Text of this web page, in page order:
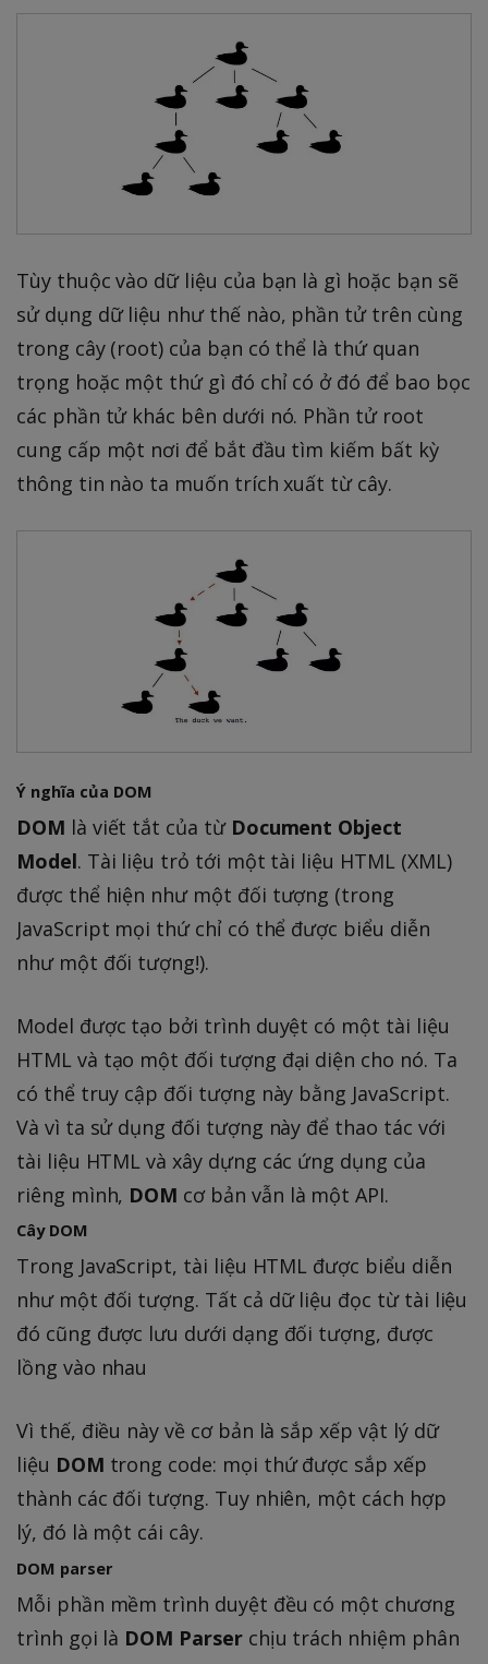
Tùy thuộc vào dữ liệu của bạn là gì hoặc bạn sẽ
sử dụng dữ liệu như thế nào, phần tử trên cùng
trong cây (root) của bạn có thể là thứ quan
trọng hoặc một thứ gì đó chỉ có ở đó để bao bọc
các phần tử khác bên dưới nó. Phần tử root
cung cấp một nơi để bắt đầu tìm kiếm bất kỳ
thông tin nào ta muốn trích xuất từ cây.
Ý nghĩa của DOM
DOM là viết tắt của từ Document Object
Model. Tài liệu trỏ tới một tài liệu HTML (XML)
được thể hiện như một đối tượng (trong
JavaScript mọi thứ chỉ có thể được biểu diễn
như một đối tượng!).
Model được tạo bởi trình duyệt có một tài liệu
HTML và tạo một đối tượng đại diện cho nó. Ta
có thể truy cập đối tượng này bằng JavaScript.
Và vì ta sử dụng đối tượng này để thao tác với
tài liệu HTML và xây dựng các ứng dụng của
riêng mình, DOM cơ bản vẫn là một API.
Cây DOM
Trong JavaScript, tài liệu HTML được biểu diễn
như một đối tượng. Tất cả dữ liệu đọc từ tài liệu
đó cũng được lưu dưới dạng đối tượng, được
lồng vào nhau
Vì thế, điều này về cơ bản là sắp xếp vật lý dữ
liệu DOM trong code: mọi thứ được sắp xếp
thành các đối tượng. Tuy nhiên, một cách hợp
lý, đó là một cái cây.
DOM parser
Mỗi phần mềm trình duyệt đều có một chương
trình gọi là DOM Parserchịu trách nhiệm phân